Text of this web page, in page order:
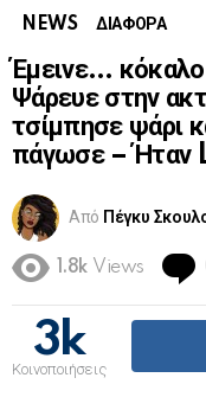
NEWS ΔΙΑΦΟΡΑ
Έμεινε…
Ψάρευε στην
τσίμπησε ψάρι
πάγωσε –
Από Πέγκυ
1.8k Views
3k
Κοινοποιήσεις